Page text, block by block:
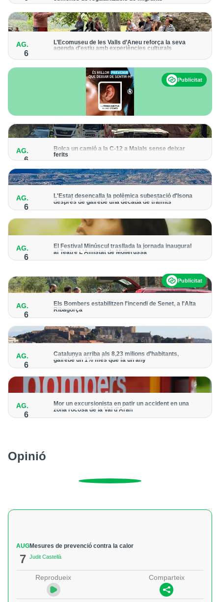
setembre i no s’haurà de demanar cita prèvia
AG.
6
L’Ecomuseu de les Valls d’Àneu reforça la seva
agenda d'estiu amb experiències culturals
Publicitat
AG.
6
Bolca un camió a la C-12 a Maials sense deixar
ferits
AG.
6
L'Estat desencalla la polèmica subestació d'Isona
després de gairebé una dècada de tràmits
L’Ajuntament presentarà un recurs contra la resolució "per
AG.
6
El Festival Minúscul trasllada la jornada inaugural
al Teatre L'Amistat de Mollerussa
El recital de la cantautora Raquel Lúa obrirà la cinquena edició
Publicitat
AG.
6
Els Bombers estabilitzen l'incendi de Senet, a l'Alta
Ribagorça
El cos manté activat un helicòpter bombarder i descarta
AG.
6
Catalunya arriba als 8,23 milions d’habitants,
gairebé un 1% més que fa un any
Lleida registra uns 468.000 habitants, amb un increment de
AG.
6
Mor un excursionista en patir un accident en una
zona rocosa de la Val d'Aran
Els serveis d’emergència no van poder fer res per salvar-li la
Opinió
AUG
7
Mesures de prevenció contra la calor
Judit Castellà
Reprodueix Comparteix